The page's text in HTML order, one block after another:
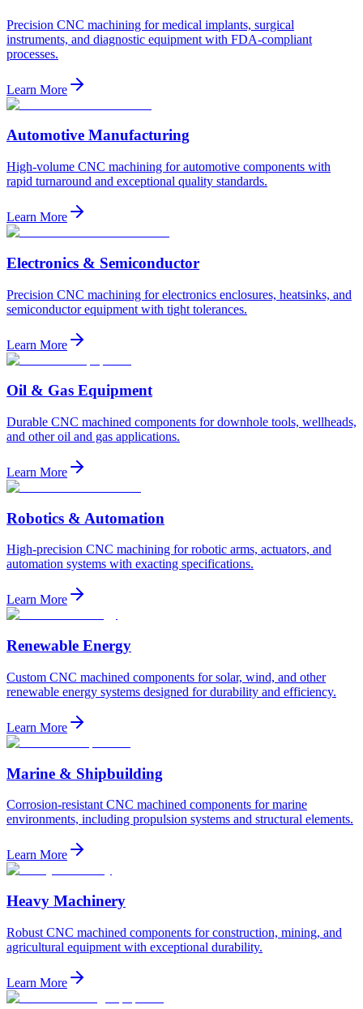
Precision CNC machining for medical implants, surgical
instruments, and diagnostic equipment with FDA-compliant
processes.
Learn More
Automotive Manufacturing
High-volume CNC machining for automotive components with
rapid turnaround and exceptional quality standards.
Learn More
Electronics & Semiconductor
Precision CNC machining for electronics enclosures, heatsinks, and
semiconductor equipment with tight tolerances.
Learn More
Oil & Gas Equipment
Durable CNC machined components for downhole tools, wellheads,
and other oil and gas applications.
Learn More
Robotics & Automation
High-precision CNC machining for robotic arms, actuators, and
automation systems with exacting specifications.
Learn More
Renewable Energy
Custom CNC machined components for solar, wind, and other
renewable energy systems designed for durability and efficiency.
Learn More
Marine & Shipbuilding
Corrosion-resistant CNC machined components for marine
environments, including propulsion systems and structural elements.
Learn More
Heavy Machinery
Robust CNC machined components for construction, mining, and
agricultural equipment with exceptional durability.
Learn More